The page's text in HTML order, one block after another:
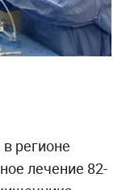
регионе
лечение 82-